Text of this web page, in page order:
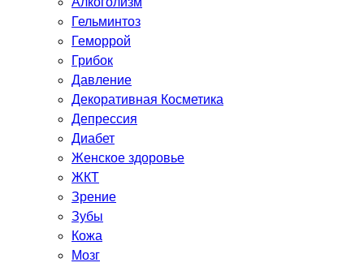
Гельминтоз
Геморрой
Грибок
Давление
Декоративная Косметика
Депрессия
Диабет
Женское здоровье
ЖКТ
Зрение
Зубы
Кожа
Мозг